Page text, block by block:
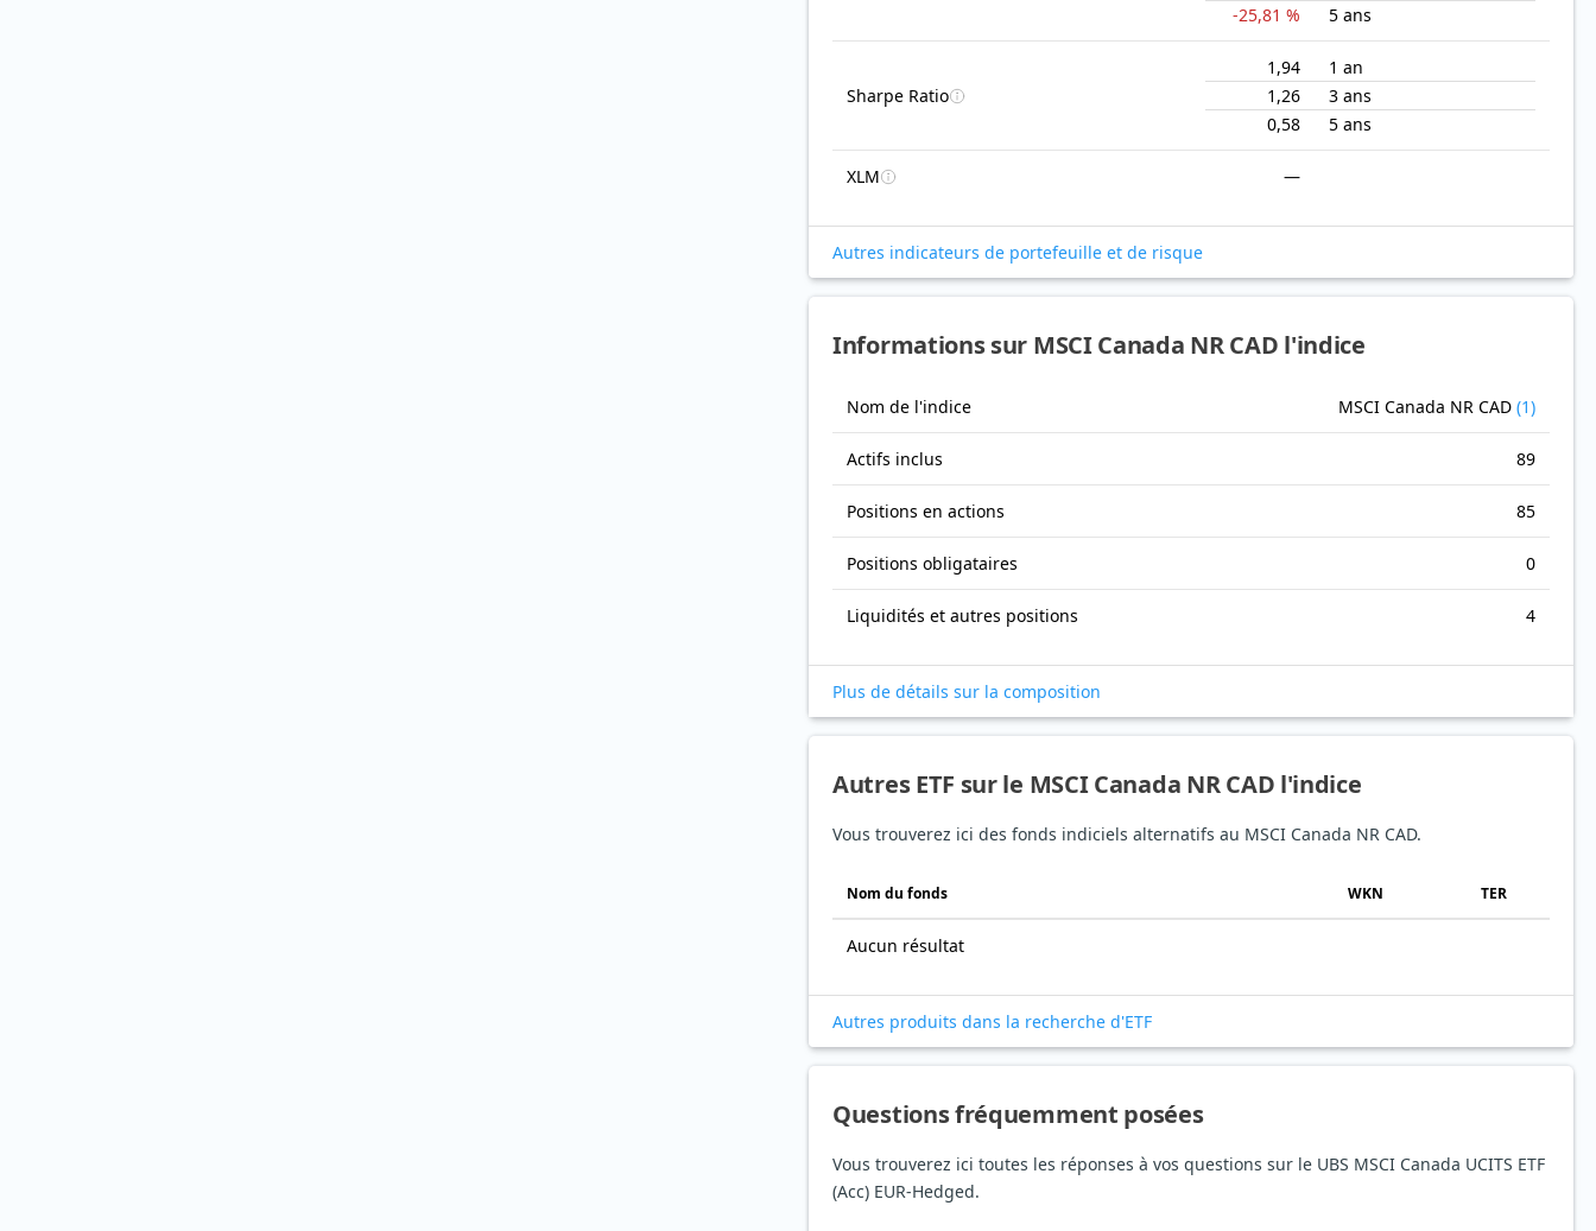
-25,81 %
5 ans
Sharpe Ratio
1,94
1 an
1,26
3 ans
0,58
5 ans
XLM —
Autres indicateurs de portefeuille et de risque
Informations sur MSCI Canada NR CAD l'indice
Nom de l'indice MSCI Canada NR CAD (1)
Actifs inclus 89
Positions en actions 85
Positions obligataires 0
Liquidités et autres positions 4
Plus de détails sur la composition
Autres ETF sur le MSCI Canada NR CAD l'indice
Vous trouverez ici des fonds indiciels alternatifs au MSCI Canada NR CAD.
Nom du fonds WKN TER
Aucun résultat
Autres produits dans la recherche d'ETF
Questions fréquemment posées
Vous trouverez ici toutes les réponses à vos questions sur le UBS MSCI Canada UCITS ETF
(Acc) EUR-Hedged.